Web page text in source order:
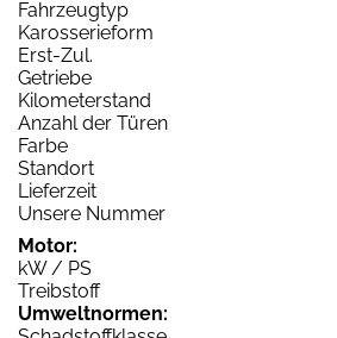
Fahrzeugtyp
Karosserieform
Erst-Zul.
Getriebe
Kilometerstand
Anzahl der Türen
Farbe
Standort
Lieferzeit
Unsere Nummer
Motor:
kW / PS
Treibstoff
Umweltnormen: